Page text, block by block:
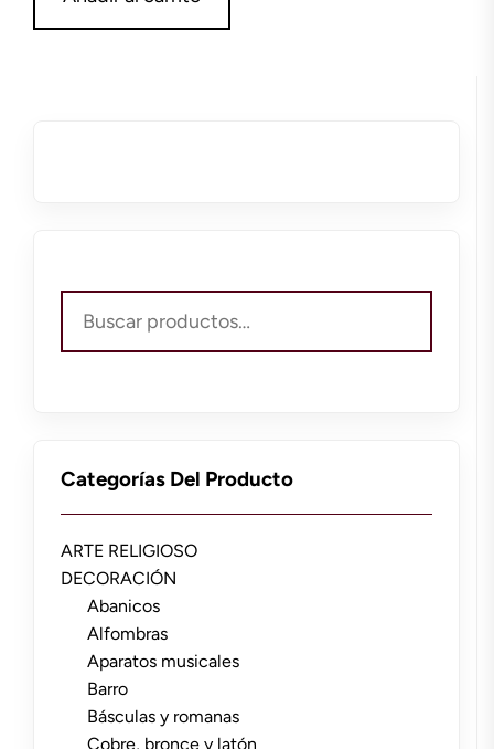
por:
Categorías Del Producto
ARTE RELIGIOSO
DECORACIÓN
Abanicos
Alfombras
Aparatos musicales
Barro
Básculas y romanas
Cobre, bronce y latón